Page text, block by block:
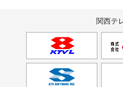
関西テ